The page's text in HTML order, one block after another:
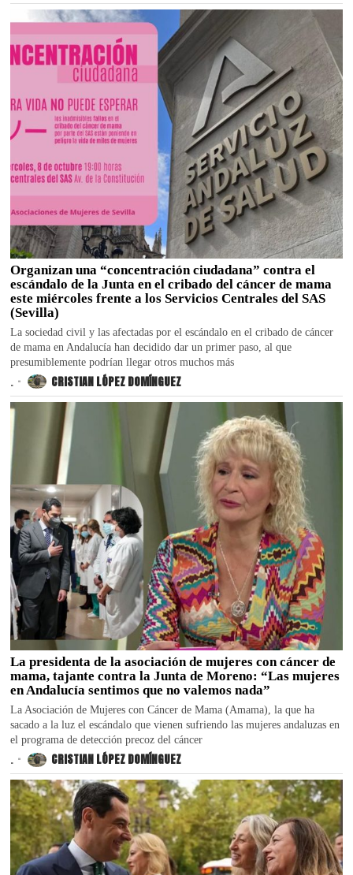
Organizan una “concentración ciudadana” contra el
escándalo de la Junta en el cribado del cáncer de mama
este miércoles frente a los Servicios Centrales del SAS
(Sevilla)
La sociedad civil y las afectadas por el escándalo en el cribado de cáncer
de mama en Andalucía han decidido dar un primer paso, al que
presumiblemente podrían llegar otros muchos más
. CRISTIAN LÓPEZ DOMÍNGUEZ
La presidenta de la asociación de mujeres con cáncer de
mama, tajante contra la Junta de Moreno: “Las mujeres
en Andalucía sentimos que no valemos nada”
La Asociación de Mujeres con Cáncer de Mama (Amama), la que ha
sacado a la luz el escándalo que vienen sufriendo las mujeres andaluzas en
el programa de detección precoz del cáncer
. CRISTIAN LÓPEZ DOMÍNGUEZ